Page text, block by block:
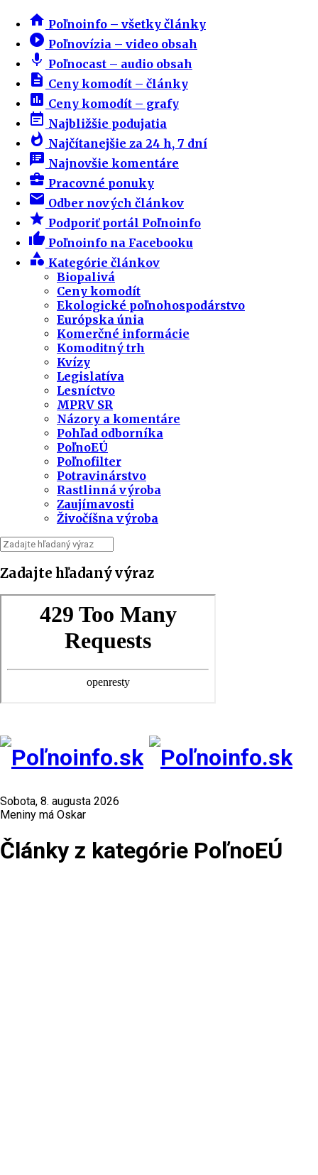
home Poľnoinfo – všetky články
play_circle_filled Poľnovízia – video obsah
mic Poľnocast – audio obsah
description Ceny komodít – články
insert_chart Ceny komodít – grafy
event_note Najbližšie podujatia
whatshot Najčítanejšie za 24 h, 7 dní
speaker_notes Najnovšie komentáre
business_center Pracovné ponuky
email Odber nových článkov
star Podporiť portál Poľnoinfo
thumb_up Poľnoinfo na Facebooku
category Kategórie článkov
Biopalivá
Ceny komodít
Ekologické poľnohospodárstvo
Európska únia
Komerčné informácie
Komoditný trh
Kvízy
Legislatíva
Lesníctvo
MPRV SR
Názory a komentáre
Pohľad odborníka
PoľnoEÚ
Poľnofilter
Potravinárstvo
Rastlinná výroba
Zaujímavosti
Živočíšna výroba
Zadajte hľadaný výraz
Sobota, 8. augusta 2026
Meniny má Oskar
Články z kategórie PoľnoEÚ